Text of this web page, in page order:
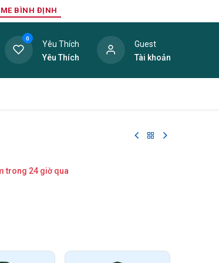
BÌNH ĐỊNH
0
Yêu Thích
Yêu Thích
Guest
Tài khoản
trong 24 giờ qua